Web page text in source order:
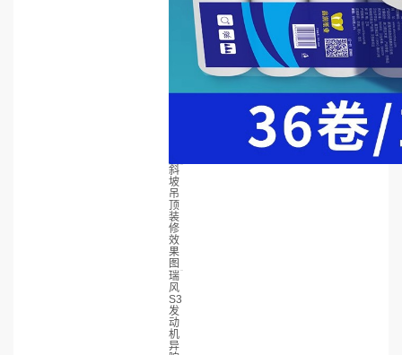
斜
坡
吊
顶
装
修
效
果
图
瑞
风
S3
发
动
机
异